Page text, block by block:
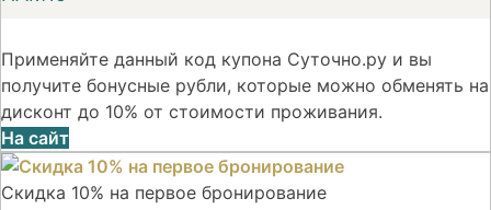
Применяйте данный код купона Суточно.ру и вы
получите бонусные рубли, которые можно обменять на
дисконт до 10% от стоимости проживания.
На сайт
Скидка 10% на первое бронирование